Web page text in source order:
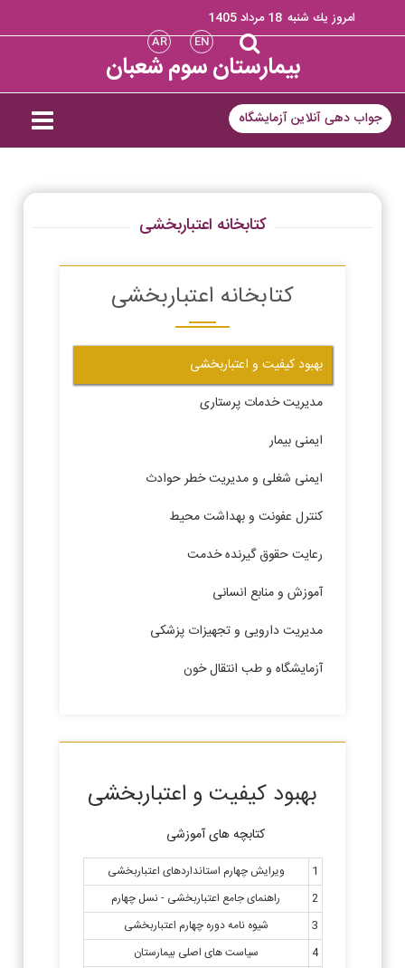
امروز يك شنبه 18 مرداد 1405
EN
AR
بیمارستان سوم شعبان
جواب دهی آنلاین آزمایشگاه
کتابخانه اعتباربخشی
کتابخانه اعتباربخشی
بهبود کیفیت و اعتباربخشی
مدیریت خدمات پرستاری
ایمنی بیمار
ایمنی شغلی و مدیریت خطر حوادث
کنترل عفونت و بهداشت محیط
رعایت حقوق گیرنده خدمت
آموزش و منابع انسانی
مدیریت دارویی و تجهیزات پزشکی
آزمایشگاه و طب انتقال خون
بهبود کیفیت و اعتباربخشی
کتابچه های آموزشی
1
ویرایش چهارم استانداردهای اعتباربخشی
2
راهنمای جامع اعتباربخشی - نسل چهارم
3
شیوه نامه دوره چهارم اعتباربخشی
4
سیاست های اصلی بیمارستان